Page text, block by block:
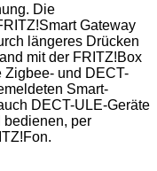
Die
Gateway
längeres Drücken
mit der FRITZ!Box
und DECT-
Smart-
DECT-ULE-Geräte
bedienen, per